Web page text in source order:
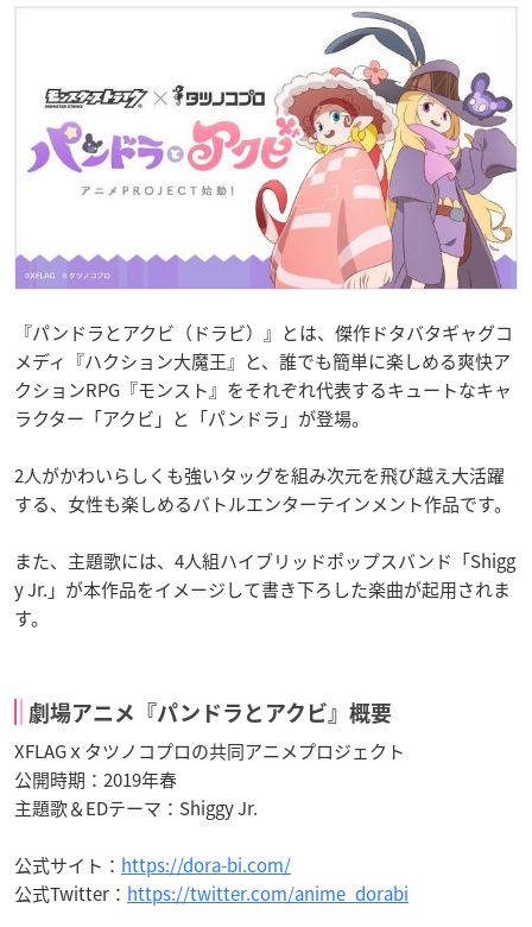
『パンドラとアクビ（ドラビ）』とは、傑作ドタバタギャグコ
メディ『ハクション大魔王』と、誰でも簡単に楽しめる爽快ア
クションRPG『モンスト』をそれぞれ代表するキュートなキャ
ラクター「アクビ」と「パンドラ」が登場。
2人がかわいらしくも強いタッグを組み次元を飛び越え大活躍
する、女性も楽しめるバトルエンターテインメント作品です。
また、主題歌には、4人組ハイブリッドポップスバンド「Shigg
y Jr.」が本作品をイメージして書き下ろした楽曲が起用されま
す。
劇場アニメ『パンドラとアクビ』概要
XFLAGｘタツノコプロの共同アニメプロジェクト
公開時期：2019年春
主題歌＆EDテーマ：Shiggy Jr.
公式サイト： https://dora-bi.com/
公式Twitter： https://twitter.com/anime_dorabi